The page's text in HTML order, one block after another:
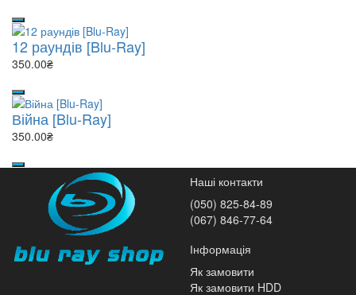
12 раундів [Blu-Ray]
350.00₴
Війна [Blu-Ray]
350.00₴
Наші контакти
(050) 825-84-89
(067) 846-77-64
Інформація
Як замовити
Як замовити HDD